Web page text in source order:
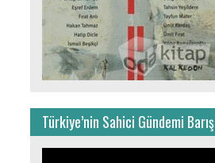
Türkiye’nin Sahici Gündemi Barış